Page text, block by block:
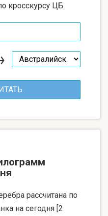
кросскурсу ЦБ.
рассчитана по
на сегодня [2